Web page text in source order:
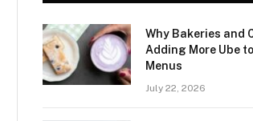
Why Bakeries and
Adding More Ube
Menus
July 22, 2026